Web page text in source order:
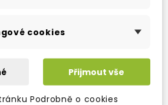
STORY OF PIZZA +
3-5 dní
310 Kč -15% 264 Kč
cookies
Přijmout vše
Podrobně o cookies